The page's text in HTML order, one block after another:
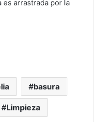
es arrastrada por la
basura
Limpieza